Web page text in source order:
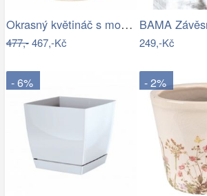
Okrasný květináč s modrými květy - Ø 18…
477,-467,-Kč 249,-Kč
- 6% - 2%